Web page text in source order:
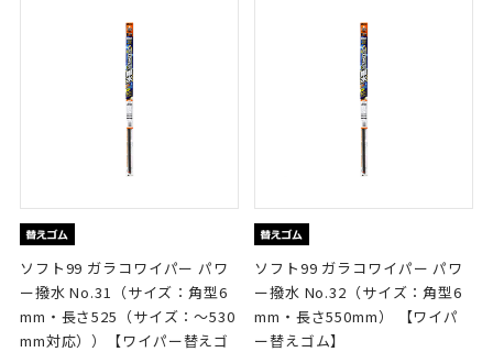
ソフト99 ガラコワイパー パワ
ー撥水 No.31（サイズ：角型6
mm・長さ525（サイズ：～530
mm対応））【ワイパー替えゴ
ソフト99 ガラコワイパー パワ
ー撥水 No.32（サイズ：角型6
mm・長さ550mm） 【ワイパ
ー替えゴム】